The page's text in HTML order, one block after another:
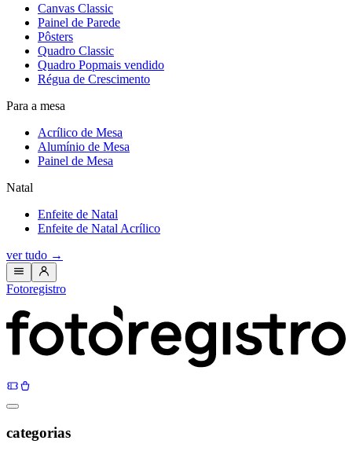
Canvas Classic
Painel de Parede
Pôsters
Quadro Classic
Quadro Popmais vendido
Régua de Crescimento
Para a mesa
Acrílico de Mesa
Alumínio de Mesa
Painel de Mesa
Natal
Enfeite de Natal
Enfeite de Natal Acrílico
ver tudo →
Fotoregistro
categorias